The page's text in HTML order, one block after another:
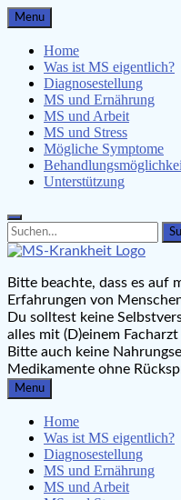
Skip
to
content
Menu
Home
Was ist MS eigentlich?
Diagnosestellung
MS und Ernährung
MS und Arbeit
MS und Stress
Mögliche Symptome
Unterstützung
Search
for:
Search
MS-Krankheit.de
Leben mit Multipler
Bitte beachte, dass es auf
Erfahrungen von
Du solltest keine
alles mit (D)einem
Bitte auch keine
Medikamente ohne
Menu
Home
Was ist MS eigentlich?
Diagnosestellung
MS und Ernährung
MS und Arbeit